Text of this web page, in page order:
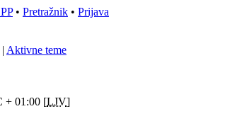
• Pretražnik • Prijava
| Aktivne teme
+ 01:00 [LJV]